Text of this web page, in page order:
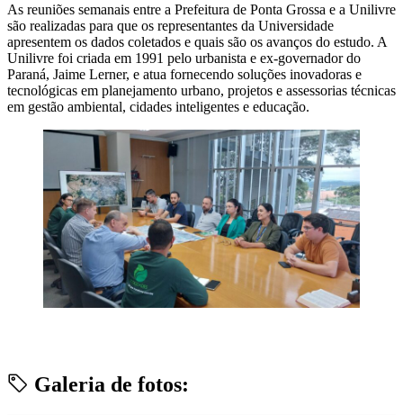
As reuniões semanais entre a Prefeitura de Ponta Grossa e a Unilivre
são realizadas para que os representantes da Universidade
apresentem os dados coletados e quais são os avanços do estudo. A
Unilivre foi criada em 1991 pelo urbanista e ex-governador do
Paraná, Jaime Lerner, e atua fornecendo soluções inovadoras e
tecnológicas em planejamento urbano, projetos e assessorias técnicas
em gestão ambiental, cidades inteligentes e educação.
Galeria de fotos: